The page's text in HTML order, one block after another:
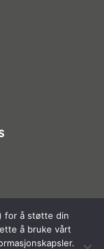
for å støtte din
å bruke vårt